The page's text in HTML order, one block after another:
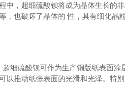
中，超细硫酸钡将成为晶体生长的
，也破坏了晶体的 性，具有细化晶
细硫酸钡可作为生产铜版纸表面
以推动纸张表面的光滑和光泽。特